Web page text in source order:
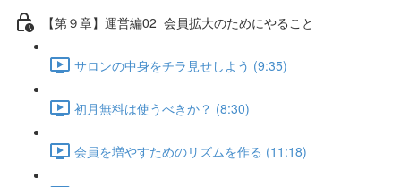
【第９章】運営編02_会員拡大のためにやること
サロンの中身をチラ見せしよう (9:35)
初月無料は使うべきか？ (8:30)
会員を増やすためのリズムを作る (11:18)